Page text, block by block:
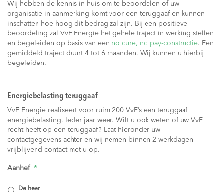
Wij hebben de kennis in huis om te beoordelen of uw
organisatie in aanmerking komt voor een teruggaaf en kunnen
inschatten hoe hoog dit bedrag zal zijn. Bij een positieve
beoordeling zal VvE Energie het gehele traject in werking stellen
en begeleiden op basis van een no cure, no pay-constructie. Een
gemiddeld traject duurt 4 tot 6 maanden. Wij kunnen u hierbij
begeleiden.
Energiebelasting teruggaaf
VvE Energie realiseert voor ruim 200 VvE’s een teruggaaf
energiebelasting. Ieder jaar weer. Wilt u ook weten of uw VvE
recht heeft op een teruggaaf? Laat hieronder uw
contactgegevens achter en wij nemen binnen 2 werkdagen
vrijblijvend contact met u op.
Aanhef *
De heer